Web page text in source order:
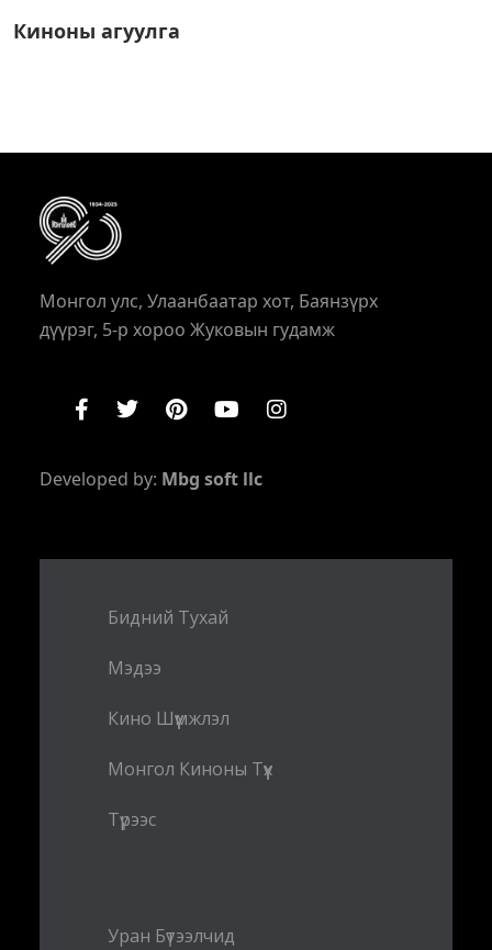
Киноны агуулга
Монгол улс, Улаанбаатар хот, Баянзүрх
дүүрэг, 5-р хороо Жуковын гудамж
Developed by: Mbg soft llc
Бидний Тухай
Мэдээ
Кино Шүүмжлэл
Монгол Киноны Түүх
Түрээс
Уран Бүтээлчид